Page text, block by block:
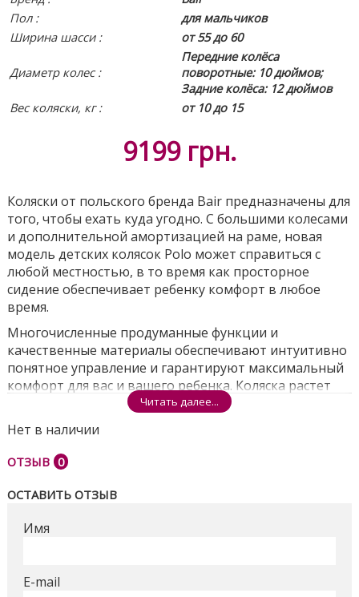
Пол :
для мальчиков
Ширина шасси :
от 55 до 60
Диаметр колес :
Передние колёса
поворотные: 10 дюймов;
Задние колёса: 12 дюймов
Вес коляски, кг :
от 10 до 15
9199 грн.
Коляски от польского бренда Bair предназначены для
того, чтобы ехать куда угодно. С большими колесами
и дополнительной амортизацией на раме, новая
модель детских колясок Polo может справиться с
любой местностью, в то время как просторное
сидение обеспечивает ребенку комфорт в любое
время.
Многочисленные продуманные функции и
качественные материалы обеспечивают интуитивно
понятное управление и гарантируют максимальный
комфорт для вас и вашего ребенка. Коляска растет
вместе с вашим ребенком, вы можете легко
переключаться между различными вариантами
прогулочного блока, будь то люлька, автокресло или
прогулочное сиденье.
разработаны так, чтобы малышу было уютно и
Система вентиляции дна люльки обеспечивается
Читать далее...
Нет в наличии
ОТЗЫВ 0
ОСТАВИТЬ ОТЗЫВ
Имя
E-mail